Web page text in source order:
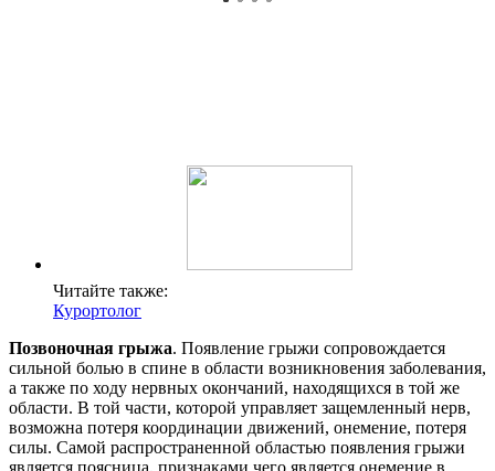
Читайте также:
Курортолог
Позвоночная грыжа. Появление грыжи сопровождается
сильной болью в спине в области возникновения заболевания,
а также по ходу нервных окончаний, находящихся в той же
области. В той части, которой управляет защемленный нерв,
возможна потеря координации движений, онемение, потеря
силы. Самой распространенной областью появления грыжи
является поясница, признаками чего является онемение в